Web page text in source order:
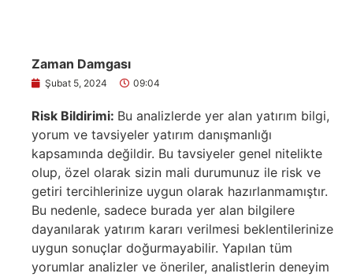
Zaman Damgası
Şubat 5, 2024 09:04
Risk Bildirimi: Bu analizlerde yer alan yatırım bilgi,
yorum ve tavsiyeler yatırım danışmanlığı
kapsamında değildir. Bu tavsiyeler genel nitelikte
olup, özel olarak sizin mali durumunuz ile risk ve
getiri tercihlerinize uygun olarak hazırlanmamıştır.
Bu nedenle, sadece burada yer alan bilgilere
dayanılarak yatırım kararı verilmesi beklentilerinize
uygun sonuçlar doğurmayabilir. Yapılan tüm
yorumlar analizler ve öneriler, analistlerin deneyim